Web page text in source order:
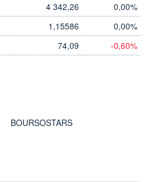
4 342,26 0,00%
1,15586 0,00%
74,09 -0,60%
BOURSOSTARS